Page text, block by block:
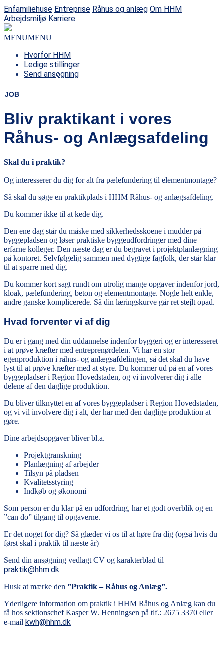
Enfamiliehuse Entreprise Råhus og anlæg Om HHM
Arbejdsmiljø Karriere
MENUMENU
Hvorfor HHM
Ledige stillinger
Send ansøgning
JOB
Bliv praktikant i vores
Råhus- og Anlægsafdeling
Skal du i praktik?
Og interesserer du dig for alt fra pælefundering til elementmontage?
Så skal du søge en praktikplads i HHM Råhus- og anlægsafdeling.
Du kommer ikke til at kede dig.
Den ene dag står du måske med sikkerhedsskoene i mudder på
byggepladsen og løser praktiske byggeudfordringer med dine
erfarne kolleger. Den næste dag er du begravet i projektplanlægning
på kontoret. Selvfølgelig sammen med dygtige fagfolk, der står klar
til at sparre med dig.
Du kommer kort sagt rundt om utrolig mange opgaver indenfor jord,
kloak, pælefundering, beton og elementmontage. Nogle helt enkle,
andre ganske komplicerede. Så din læringskurve går ret stejlt opad.
Hvad forventer vi af dig
Du er i gang med din uddannelse indenfor byggeri og er interesseret
i at prøve kræfter med entreprenørdelen. Vi har en stor
egenproduktion i råhus- og anlægsafdelingen, så det skal du have
lyst til at prøve kræfter med at styre. Du kommer ud på en af vores
byggepladser i Region Hovedstaden, og vi involverer dig i alle
delene af den daglige produktion.
Du bliver tilknyttet en af vores byggepladser i Region Hovedstaden,
og vi vil involvere dig i alt, der har med den daglige produktion at
gøre.
Dine arbejdsopgaver bliver bl.a.
Projektgranskning
Planlægning af arbejder
Tilsyn på pladsen
Kvalitetsstyring
Indkøb og økonomi
Som person er du klar på en udfordring, har et godt overblik og en
”can do” tilgang til opgaverne.
Er det noget for dig? Så glæder vi os til at høre fra dig (også hvis du
først skal i praktik til næste år)
Send din ansøgning vedlagt CV og karakterblad til
praktik@hhm.dk
Husk at mærke den ”Praktik – Råhus og Anlæg”.
Yderligere information om praktik i HHM Råhus og Anlæg kan du
få hos sektionschef Kasper W. Henningsen på tlf.: 2675 3370 eller
e-mail kwh@hhm.dk